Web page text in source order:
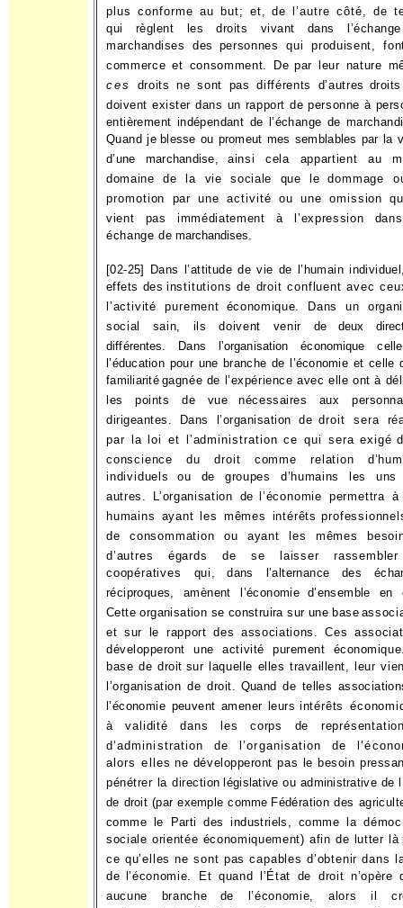
plus conforme au but; et, de l’autre côté, de
qui règlent les droits vivant dans
marchandises des personnes qui produisent,
commerce et consomment. De par leur nature
ces
droits ne sont pas différents d’autres
doivent exister dans un rapport de personne à
entièrement indépendant de l’échange de
Quand je blesse ou promeut mes semblables par la
d’une marchandise,
ainsi cela appartient au
domaine de la vie sociale que le dommage
promotion par une activité ou une omission
vient pas immédiatement à l’expression
échange de marchandises.
[02-25] Dans l’attitude de vie de l’humain
effets des institutions de droit confluent avec
l’activité purement économique. Dans un
social sain, ils doivent venir de
deux
différentes. Dans l’organisation économique
l’éducation pour une branche de l’économie et celle
familiarité gagnée de l’expérience avec elle ont à
les points de vue
nécessaires aux
dirigeantes. Dans l’organisation de droit sera
par la loi et l’administration ce qui sera exigé
conscience du droit comme relation
individuels
ou de groupes d’humains les uns
autres. L’organisation de
l’économie permettra
humains ayant les mêmes intérêts
de consommation ou ayant les mêmes
d’autres égards de se laisser
coopératives qui,
dans l’alternance des
réciproques, amènent l’économie d’ensemble en
Cette organisation se construira sur une base
et sur le rapport des associations. Ces
développeront une activité purement
base de droit sur laquelle elles travaillent, leur
l’organisation de droit. Quand de telles
l’économie peuvent amener leurs intérêts
à validité dans les corps de
d’administration de l’organisation de
alors elles ne développeront pas le besoin
pénétrer la direction législative ou administrative de
de droit (par exemple comme Fédération des
comme le Parti des industriels, comme
la
sociale orientée économiquement) afin de lutter là
ce qu’elles ne sont pas capables d’obtenir dans
de
l’économie. Et quand l’État de droit n’opère
aucune branche
de l’économie, alors il